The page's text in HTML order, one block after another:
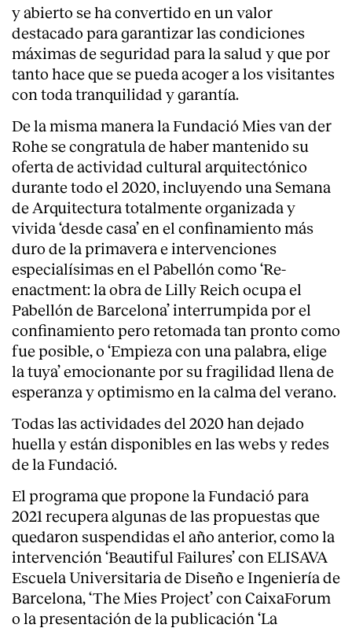
y abierto se ha convertido en un valor
destacado para garantizar las condiciones
máximas de seguridad para la salud y que por
tanto hace que se pueda acoger a los visitantes
con toda tranquilidad y garantía.
De la misma manera la Fundació Mies van der
Rohe se congratula de haber mantenido su
oferta de actividad cultural arquitectónico
durante todo el 2020, incluyendo una Semana
de Arquitectura totalmente organizada y
vivida ‘desde casa’ en el confinamiento más
duro de la primavera e intervenciones
especialísimas en el Pabellón como ‘Re-
enactment: la obra de Lilly Reich ocupa el
Pabellón de Barcelona’ interrumpida por el
confinamiento pero retomada tan pronto como
fue posible, o ‘Empieza con una palabra, elige
la tuya’ emocionante por su fragilidad llena de
esperanza y optimismo en la calma del verano.
Todas las actividades del 2020 han dejado
huella y están disponibles en las webs y redes
de la Fundació.
El programa que propone la Fundació para
2021 recupera algunas de las propuestas que
quedaron suspendidas el año anterior, como la
intervención ‘Beautiful Failures’ con ELISAVA
Escuela Universitaria de Diseño e Ingeniería de
Barcelona, ‘The Mies Project’ con CaixaForum
o la presentación de la publicación ‘La